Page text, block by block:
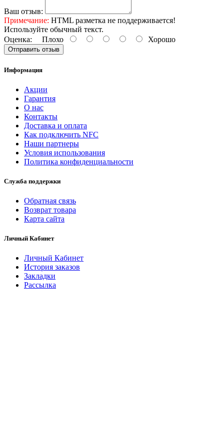
Ваш отзыв:
Примечание: HTML разметка не поддерживается!
Используйте обычный текст.
Оценка: Плохо Хорошо
Отправить отзыв
Информация
Акции
Гарантия
O нас
Контакты
Доставка и оплата
Как подключить NFC
Наши партнеры
Условия использования
Политика конфиденциальности
Служба поддержки
Обратная связь
Возврат товара
Карта сайта
Личный Кабинет
Личный Кабинет
История заказов
Закладки
Рассылка